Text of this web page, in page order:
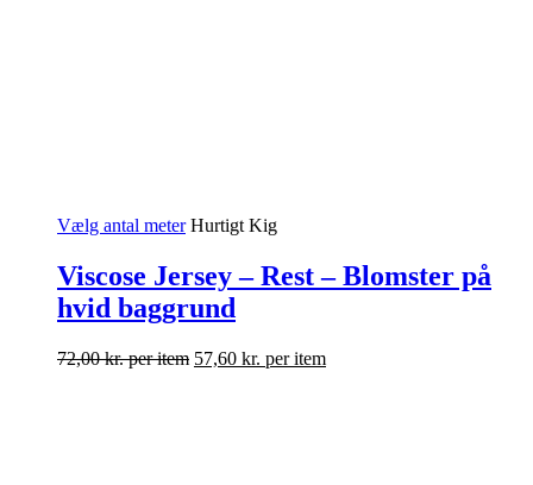
Vælg antal meter Hurtigt Kig
Viscose Jersey – Rest – Blomster på
hvid baggrund
72,00kr.per item 57,60 kr. per item